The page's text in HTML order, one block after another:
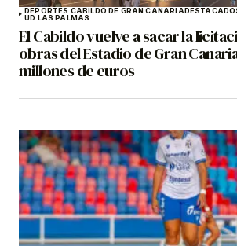
DEPORTES CABILDO DE GRAN CANARIA
UD LAS PALMAS
El Cabildo vuelve a sacar la
obras del Estadio de Gran
millones de euros